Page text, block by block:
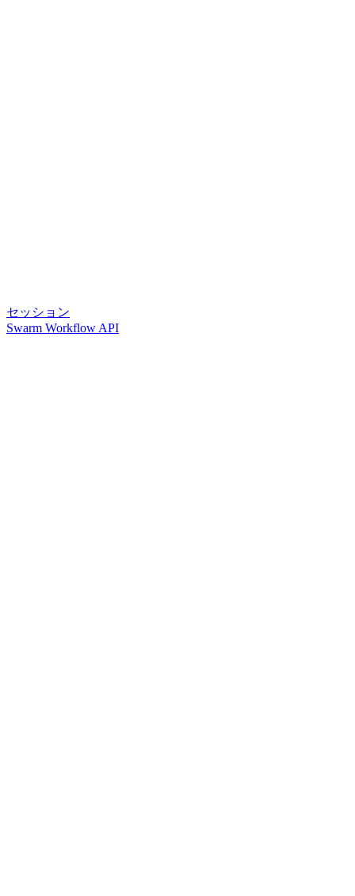
セッション
Swarm Workflow API